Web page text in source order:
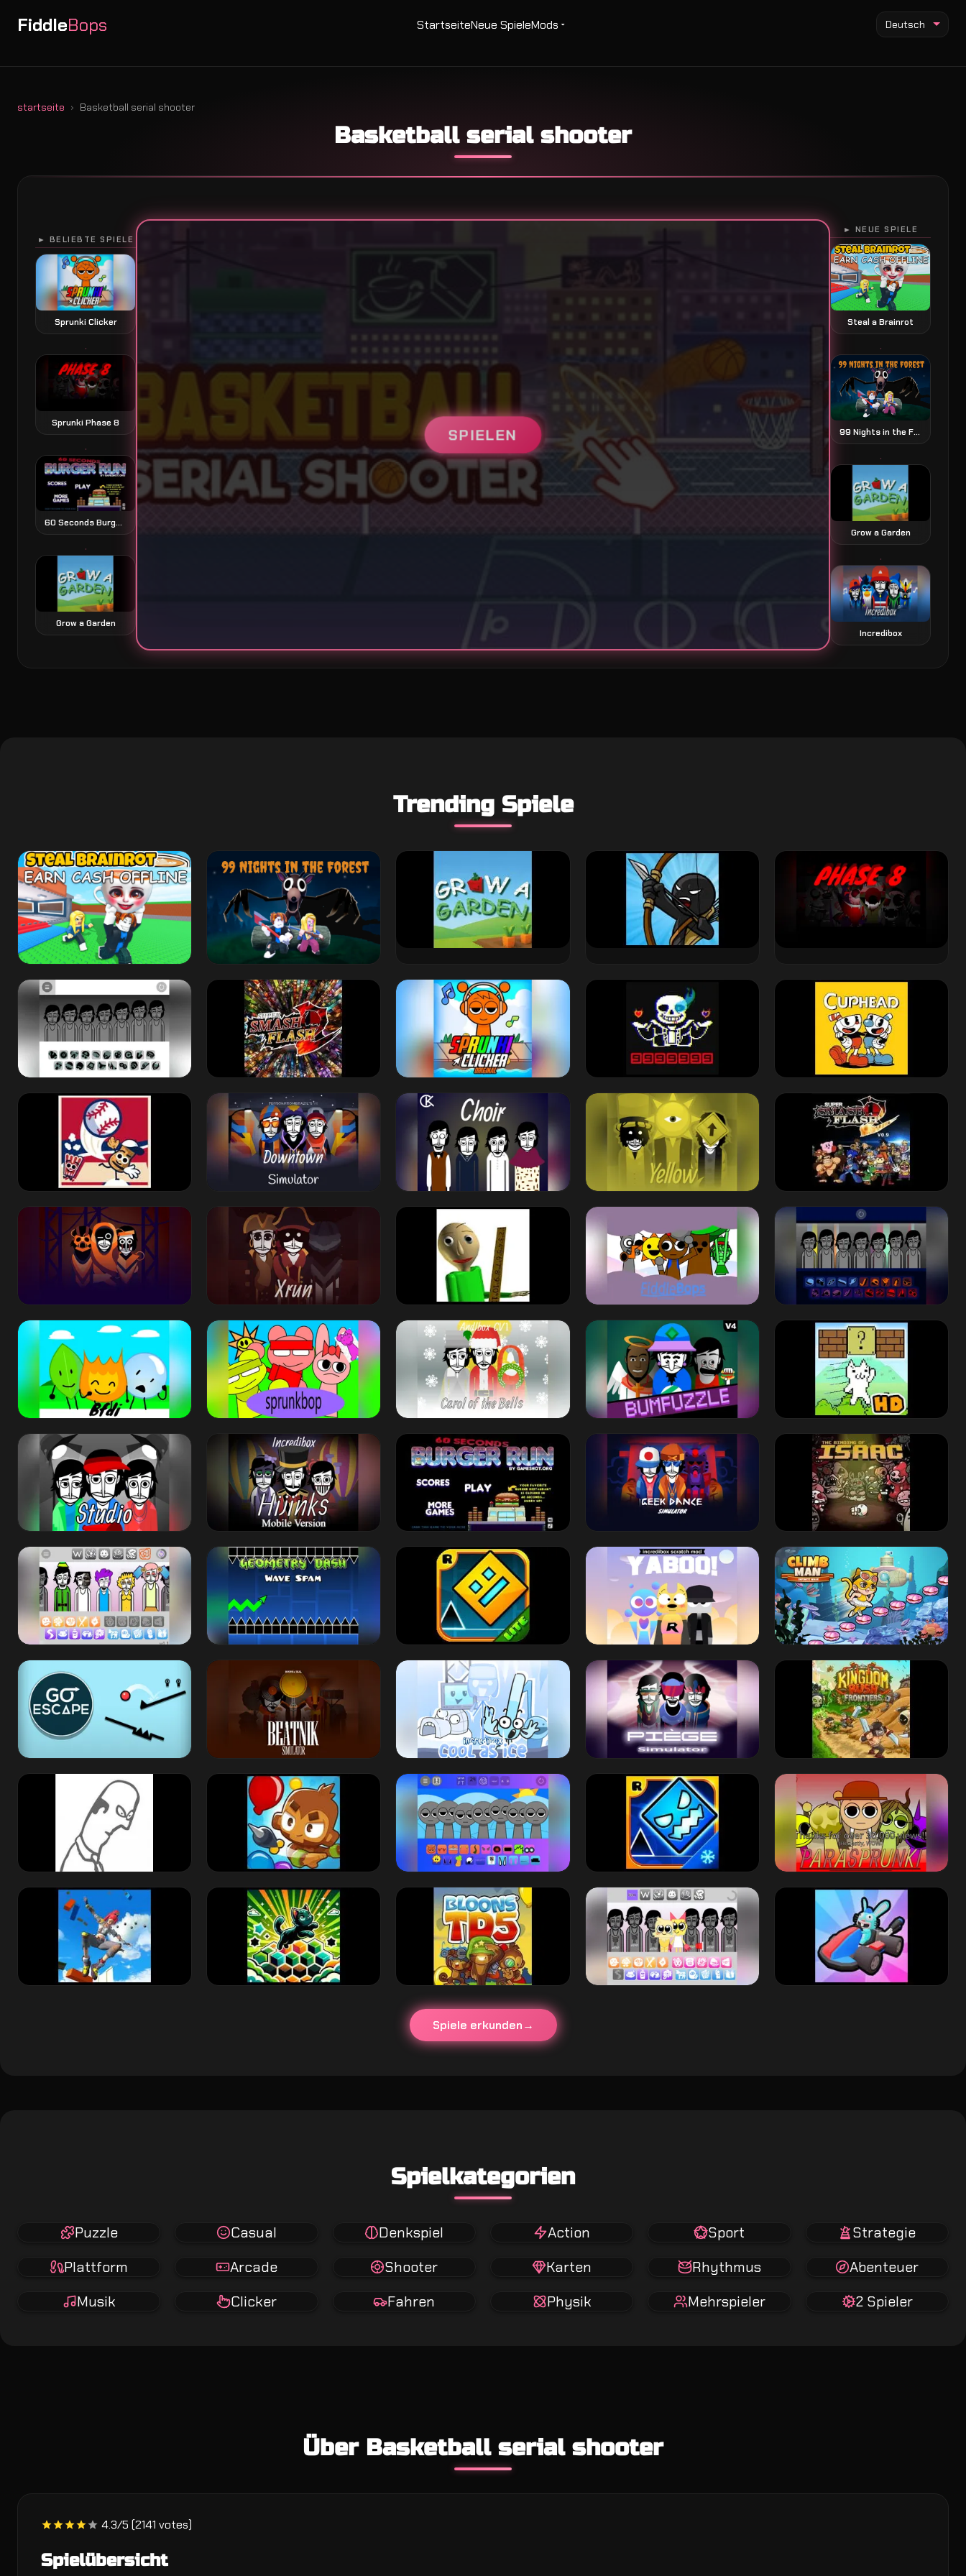
FiddleBops StartseiteNeue SpieleMods Deutsch
startseite Basketball serial shooter
Basketball serial shooter
► BELIEBTE SPIELE
Sprunki Clicker
Sprunki Phase 8
60 Seconds Burger Run
Grow a Garden
SPIELEN
► NEUE SPIELE
Steal a Brainrot
99 Nights in the Forest
Grow a Garden
Incredibox
Trending Spiele
Spiele erkunden
Spielkategorien
Puzzle Casual Denkspiel Action Sport
Strategie
Plattform
Arcade Shooter Karten Rhythmus
Abenteuer
Musik
Clicker Fahren Physik Mehrspieler 2 Spieler
Über Basketball serial shooter
4.3/5 (2141 votes)
Spielübersicht